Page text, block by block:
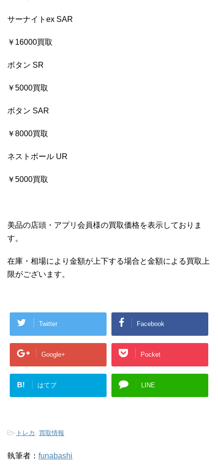
サーナイトex SAR
￥16000買取
ボタン SR
￥5000買取
ボタン SAR
￥8000買取
ネストボール UR
￥5000買取
美品の店頭・アプリ会員様の買取価格を表示しておりま
す。
在庫・相場により金額が上下する場合と金額による買取上
限がございます。
Twitter Facebook
Google+ Pocket
B! はてブ LINE
- トレカ 買取情報
執筆者： funabashi